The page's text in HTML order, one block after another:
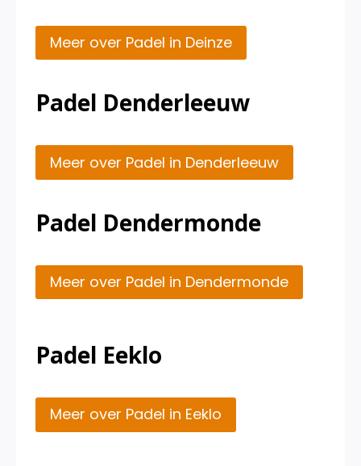
Meer over Padel in Deinze
Padel Denderleeuw
Meer over Padel in Denderleeuw
Padel Dendermonde
Meer over Padel in Dendermonde
Padel Eeklo
Meer over Padel in Eeklo